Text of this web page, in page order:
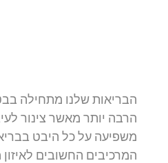
הבריאות שלנו מתחילה
הרבה יותר מאשר צינור
משפיעה על כל היבט
המרכיבים החשובים לאיזון